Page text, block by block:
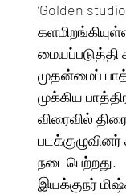
‘Golden
மையப்படுத்தி
முதன்மைப்
முக்கிய
விரைவில்
நடைபெற்றது.
இயக்குநர்